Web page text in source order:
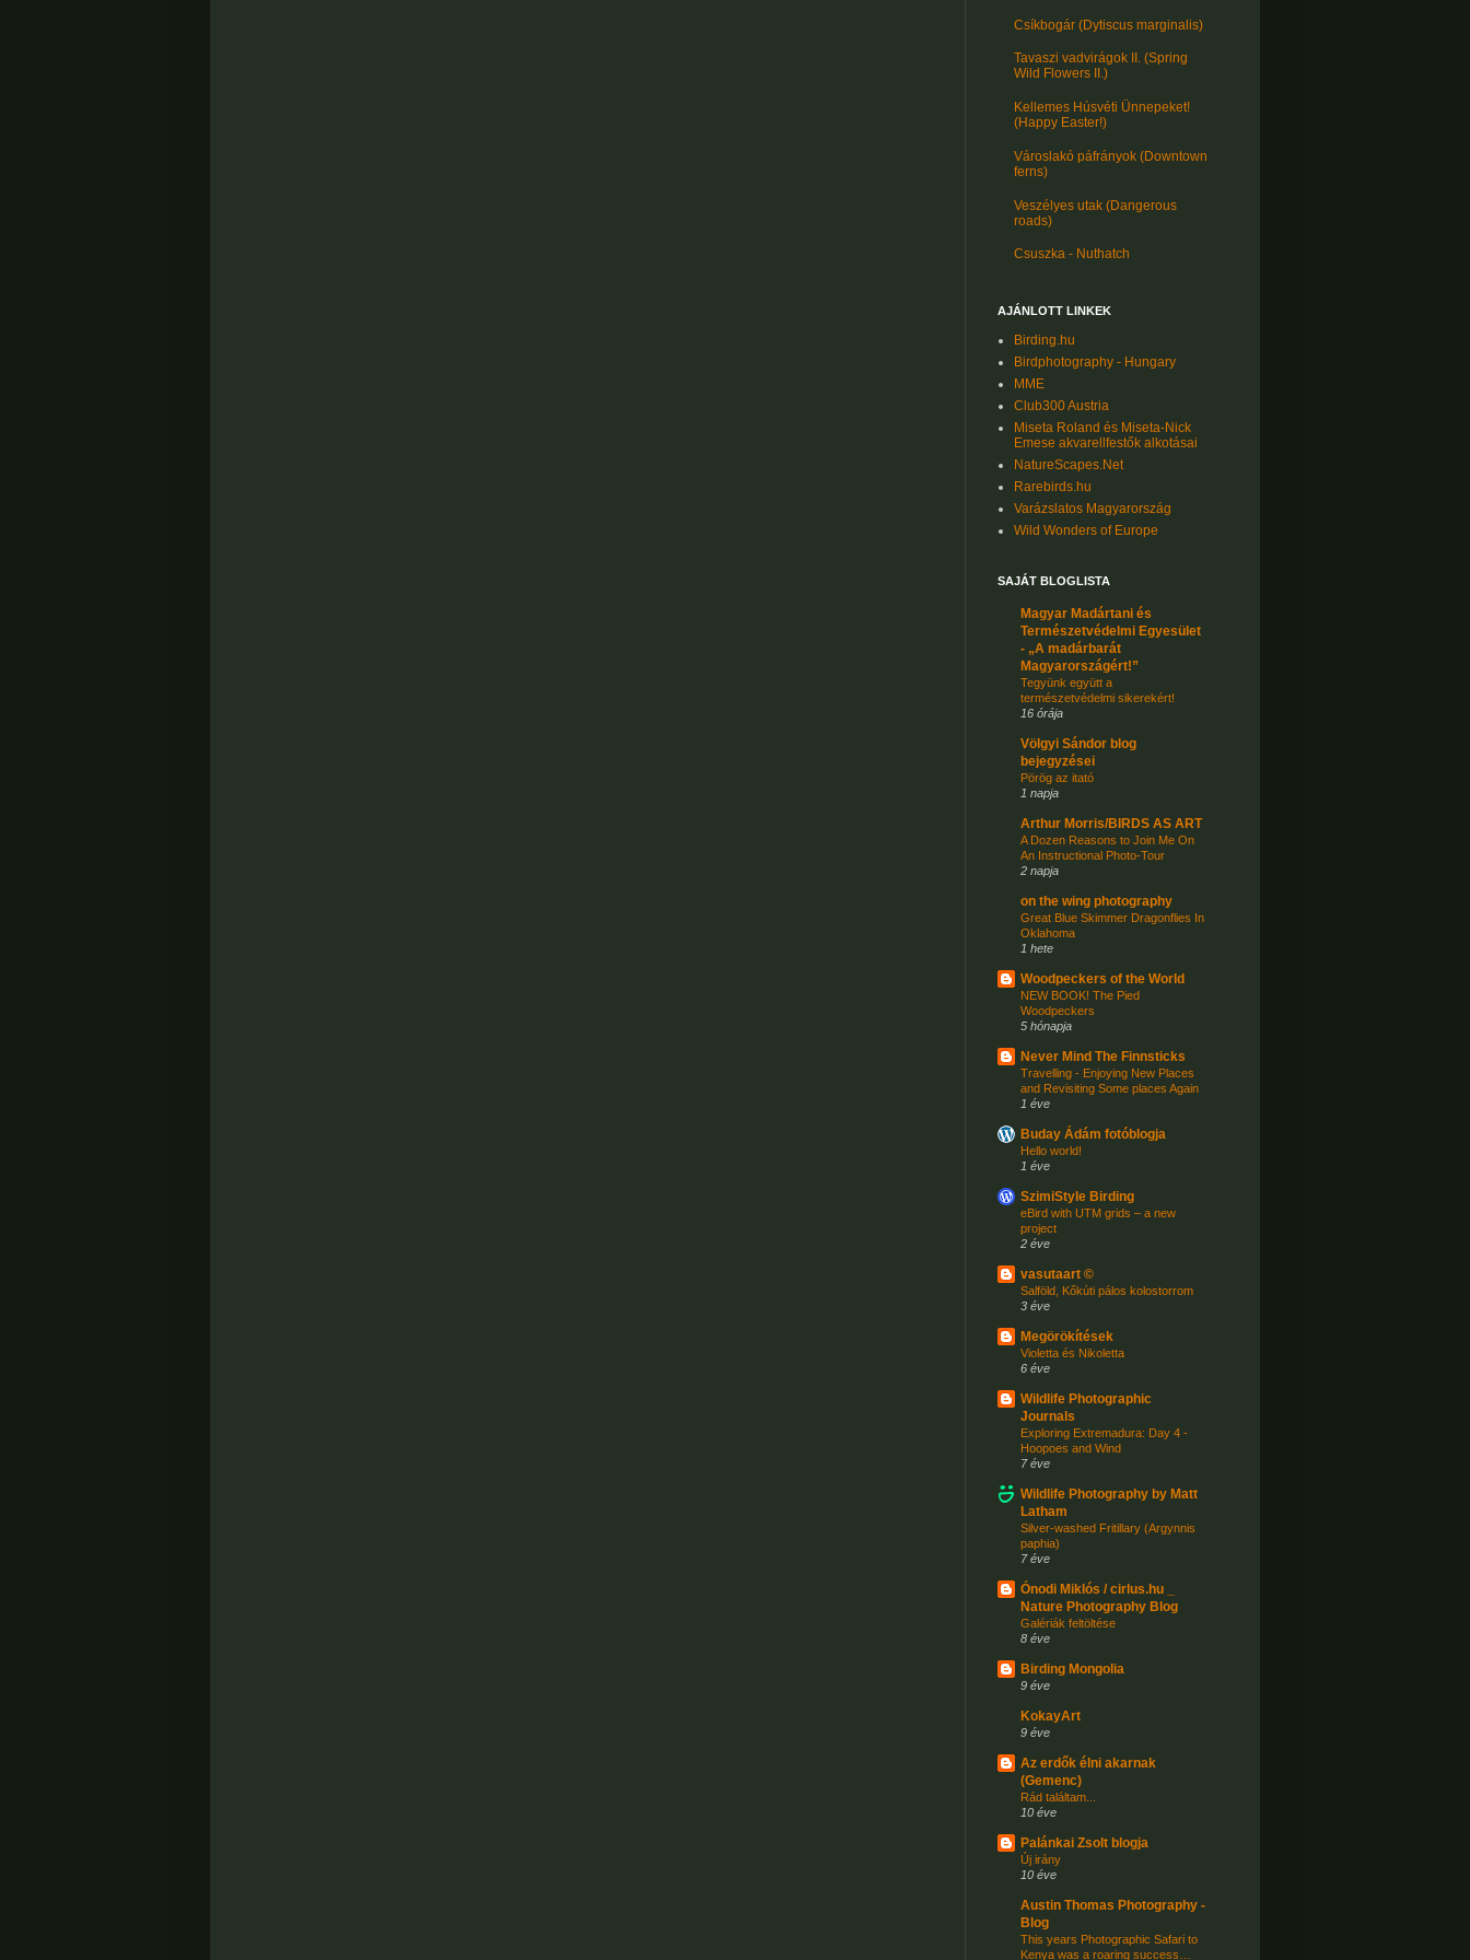
Csíkbogár (Dytiscus marginalis)
Tavaszi vadvirágok II. (Spring
Wild Flowers II.)
Kellemes Húsvéti Ünnepeket!
(Happy Easter!)
Városlakó páfrányok (Downtown
ferns)
Veszélyes utak (Dangerous
roads)
Csuszka - Nuthatch
AJÁNLOTT LINKEK
Birding.hu
Birdphotography - Hungary
MME
Club300 Austria
Miseta Roland és Miseta-Nick
Emese akvarellfestők alkotásai
NatureScapes.Net
Rarebirds.hu
Varázslatos Magyarország
Wild Wonders of Europe
SAJÁT BLOGLISTA
Magyar Madártani és
Természetvédelmi Egyesület
- „A madárbarát
Magyarországért!”
Tegyünk együtt a
természetvédelmi sikerekért!
16 órája
Völgyi Sándor blog
bejegyzései
Pörög az itató
1 napja
Arthur Morris/BIRDS AS ART
A Dozen Reasons to Join Me On
An Instructional Photo-Tour
2 napja
on the wing photography
Great Blue Skimmer Dragonflies In
Oklahoma
1 hete
Woodpeckers of the World
NEW BOOK! The Pied
Woodpeckers
5 hónapja
Never Mind The Finnsticks
Travelling - Enjoying New Places
and Revisiting Some places Again
1 éve
Buday Ádám fotóblogja
Hello world!
1 éve
SzimiStyle Birding
eBird with UTM grids – a new
project
2 éve
vasutaart ©
Salföld, Kőkúti pálos kolostorrom
3 éve
Megörökítések
Violetta és Nikoletta
6 éve
Wildlife Photographic
Journals
Exploring Extremadura: Day 4 -
Hoopoes and Wind
7 éve
Wildlife Photography by Matt
Latham
Silver-washed Fritillary (Argynnis
paphia)
7 éve
Ónodi Miklós / cirlus.hu _
Nature Photography Blog
Galériák feltöltése
8 éve
Birding Mongolia
9 éve
KokayArt
9 éve
Az erdők élni akarnak
(Gemenc)
Rád találtam...
10 éve
Palánkai Zsolt blogja
Új irány
10 éve
Austin Thomas Photography -
Blog
This years Photographic Safari to
Kenya was a roaring success…